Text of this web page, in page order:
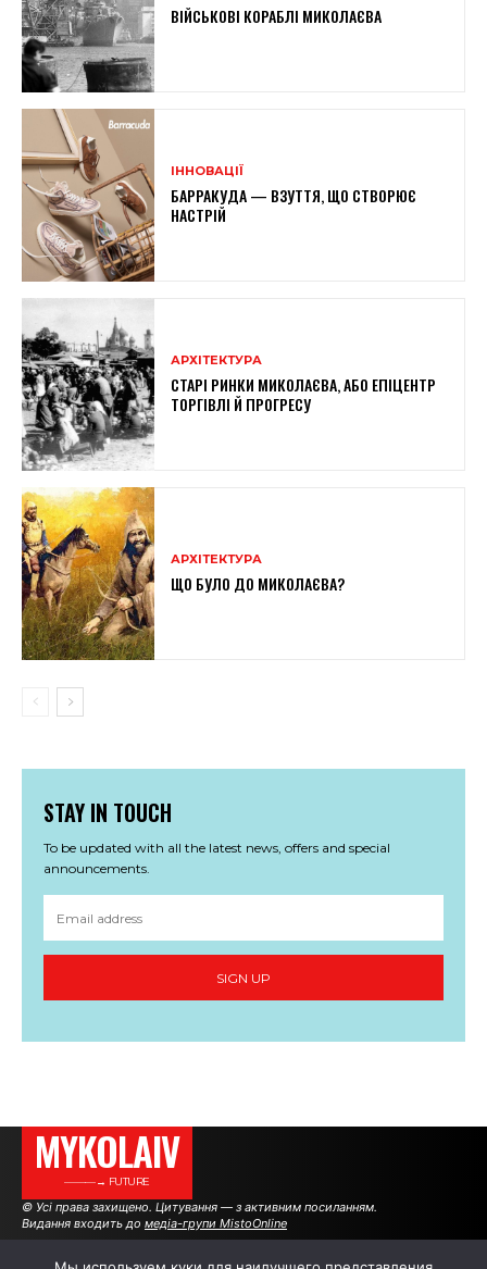
ВІЙСЬКОВІ КОРАБЛІ МИКОЛАЄВА
ІННОВАЦІЇ
БАРРАКУДА — ВЗУТТЯ, ЩО СТВОРЮЄ
НАСТРІЙ
АРХІТЕКТУРА
СТАРІ РИНКИ МИКОЛАЄВА, АБО ЕПІЦЕНТР
ТОРГІВЛІ Й ПРОГРЕСУ
АРХІТЕКТУРА
ЩО БУЛО ДО МИКОЛАЄВА?
STAY IN TOUCH
To be updated with all the latest news, offers and special
announcements.
SIGN UP
MYKOLAIV
———→ FUTURE
© Усі права захищено. Цитування — з активним посиланням.
Видання входить до медіа-групи MistoOnline